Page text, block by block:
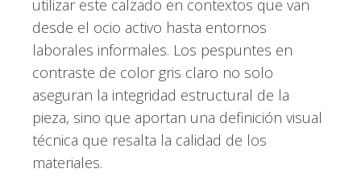
utilizar este calzado en contextos que van
desde el ocio activo hasta entornos
laborales informales. Los pespuntes en
contraste de color gris claro no solo
aseguran la integridad estructural de la
pieza, sino que aportan una definición visual
técnica que resalta la calidad de los
materiales.